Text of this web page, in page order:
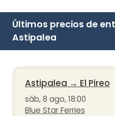
Últimos precios de
Astipalea
Astipalea → El Pireo
sáb, 8 ago, 18:00
Blue Star Ferries